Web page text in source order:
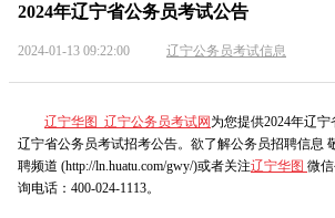
2024年辽宁省公务员考试公告
2024-01-13 09:22:00 辽宁公务员考试信息
辽宁华图_辽宁公务员考试网为您提供2024年辽
辽宁省公务员考试招考公告。欲了解公务员招聘信息
聘频道 (http://ln.huatu.com/gwy/)或者关注辽宁华图 微
询电话：400-024-1113。